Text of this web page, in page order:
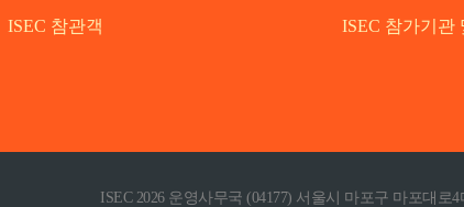
ISEC 참관객 ISEC 참가기관
ISEC 2026 운영사무국 (04177) 서울시 마포구 마포대로